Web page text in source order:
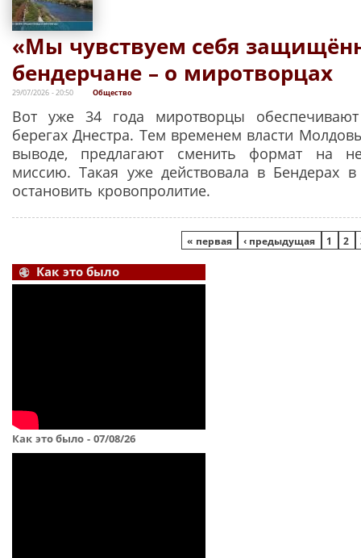
«Мы чувствуем себя
бендерчане – о миротворцах
29/07/2026 - 20:50 Общество
Вот уже 34 года миротворцы
берегах Днестра. Тем временем власти
выводе, предлагают сменить формат на
миссию. Такая уже действовала в Бендерах
остановить кровопролитие.
« первая ‹ предыдущая 1 2
Как это было
Как это было - 07/08/26